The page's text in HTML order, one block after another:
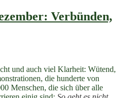
Verbünden,
und auch viel Klarheit: Wütend,
die hunderte von
Menschen, die sich über alle